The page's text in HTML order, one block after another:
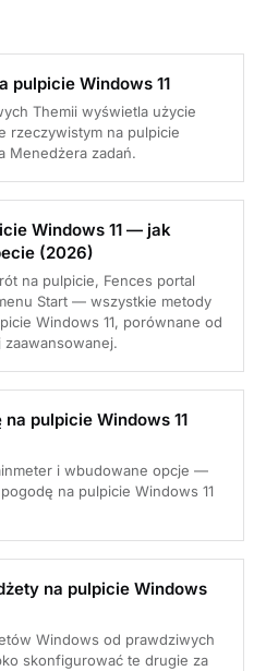
pulpicie Windows 11
Themii wyświetla użycie
rzeczywistym na pulpicie
Menedżera zadań.
Windows 11 — jak
(2026)
na pulpicie, Fences portal
Start — wszystkie metody
Windows 11, porównane od
pulpicie Windows 11
i wbudowane opcje —
na pulpicie Windows 11
na pulpicie Windows
Windows od prawdziwych
skonfigurować te drugie za